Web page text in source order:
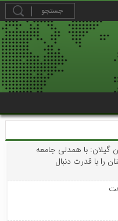
با همدلی جامعه
را با قدرت دنبال